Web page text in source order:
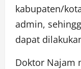
kabupaten/
admin,
dapat
Doktor Najam